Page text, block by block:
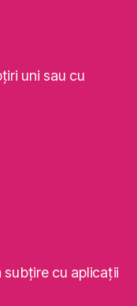
uni sau cu
cu aplicaţii